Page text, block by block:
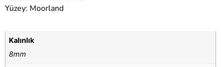
Yüzey: Moorland
Kalınlık
8mm